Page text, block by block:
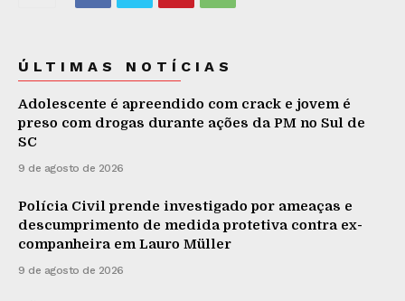
ÚLTIMAS NOTÍCIAS
Adolescente é apreendido com crack e jovem é
preso com drogas durante ações da PM no Sul de
SC
9 de agosto de 2026
Polícia Civil prende investigado por ameaças e
descumprimento de medida protetiva contra ex-
companheira em Lauro Müller
9 de agosto de 2026